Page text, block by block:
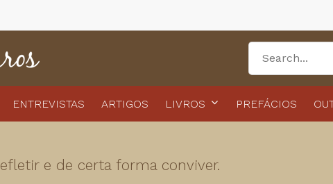
ENTREVISTAS ARTIGOS LIVROS PREFÁCIOS
e de certa forma conviver.